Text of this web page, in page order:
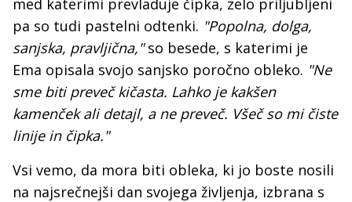
med katerimi prevladuje čipka, zelo priljubljeni
pa so tudi pastelni odtenki. "Popolna, dolga,
sanjska, pravljična,"so besede, s katerimi je
Ema opisala svojo sanjsko poročno obleko. "Ne
sme biti preveč kičasta. Lahko je kakšen
kamenček ali detajl, a ne preveč. Všeč so mi čiste
linije in čipka."
Vsi vemo, da mora biti obleka, ki jo boste nosili
na najsrečnejši dan svojega življenja, izbrana s